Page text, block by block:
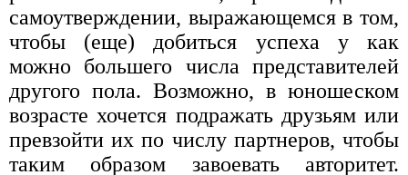
самоутверждении, выражающемся в том,
чтобы (еще) добиться успеха у как
можно большего числа представителей
другого пола. Возможно, в юношеском
возрасте хочется подражать друзьям или
превзойти их по числу партнеров, чтобы
таким образом завоевать авторитет.